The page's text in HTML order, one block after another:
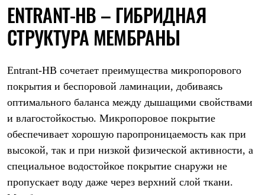
Полезные аксессуары
Книги
Еда
Коврики
Женская обувь
Сапоги
Ботинки
Мужская обувь
Ботинки
Кроссовки
Сапоги
Гамаши и бахилы
Бахилы
Тапочки и чуни
ENTRANT-HB – ГИБРИДНАЯ
СТРУКТУРА МЕМБРАНЫ
Entrant-HB сочетает преимущества микропорового
покрытия и беспоровой ламинации, добиваясь
оптимального баланса между дышащими свойствами
и влагостойкостью. Микропоровое покрытие
обеспечивает хорошую паропроницаемость как при
высокой, так и при низкой физической активности, а
специальное водостойкое покрытие снаружи не
пропускает воду даже через верхний слой ткани.